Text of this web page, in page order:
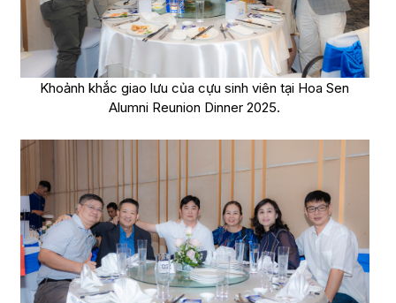
Khoảnh khắc giao lưu của cựu sinh viên tại Hoa Sen
Alumni Reunion Dinner 2025.